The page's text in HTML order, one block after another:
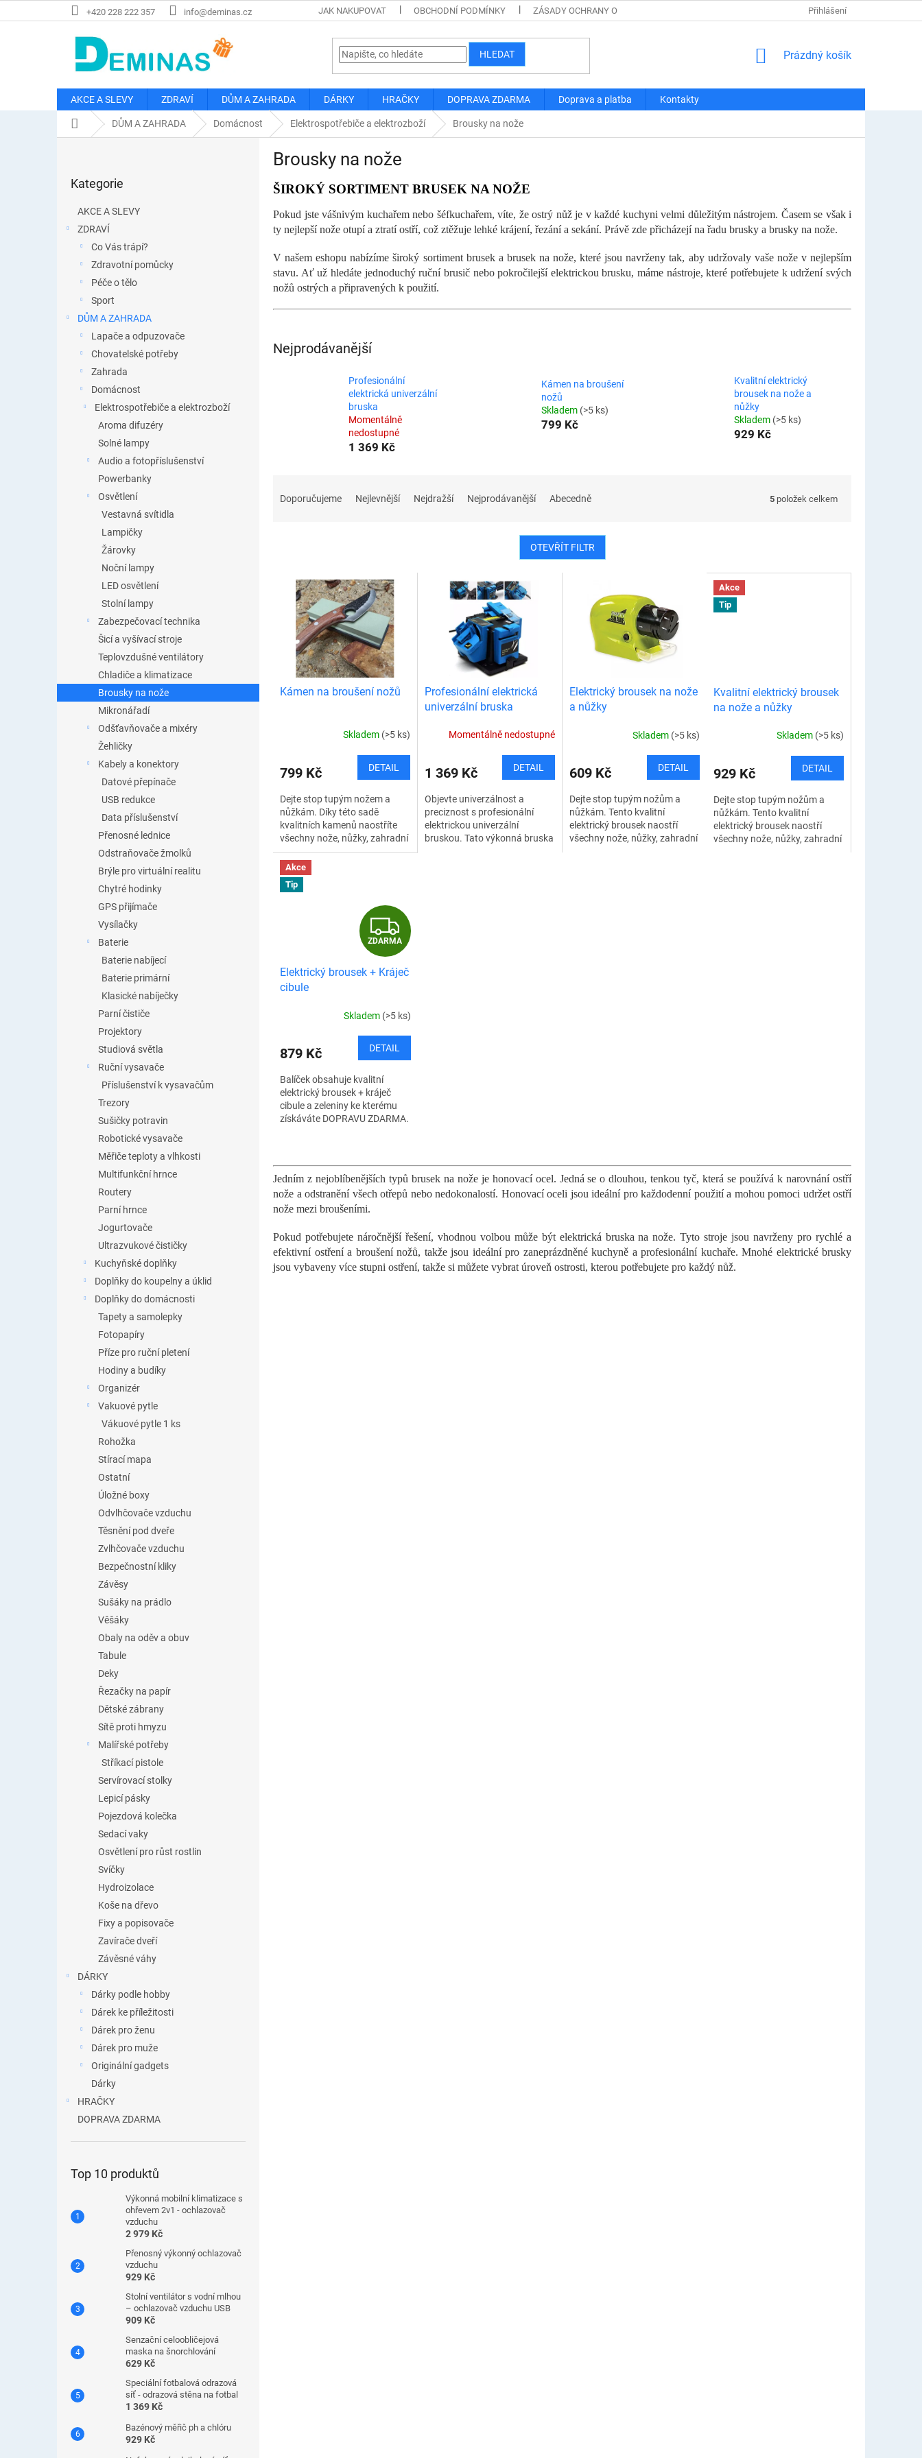
na
+420 228 222 357 info@deminas.cz JAK NAKUPOVAT OBCHODNÍ PODMÍNKY ZÁSADY OCHRANY OSOBNÍCH ÚDAJŮ DOPRAVA A PLATBA
Přihlášení
HLEDAT
NÁKUPNÍ
Prázdný košík
AKCE A SLEVY ZDRAVÍ DŮM A ZAHRADA DÁRKY HRAČKY DOPRAVA ZDARMA Doprava a platba Kontakty
Domů DŮM A ZAHRADA Domácnost Elektrospotřebiče a elektrozboží Brousky na nože
kategorie
Kategorie
AKCE A SLEVY
ZDRAVÍ
Co Vás trápí?
Zdravotní pomůcky
Péče o tělo
Sport
DŮM A ZAHRADA
Lapače a odpuzovače
Chovatelské potřeby
Zahrada
Domácnost
Elektrospotřebiče a elektrozboží
Aroma difuzéry
Solné lampy
Audio a fotopříslušenství
Powerbanky
Osvětlení
Vestavná svítidla
Lampičky
Žárovky
Noční lampy
LED osvětlení
Stolní lampy
Zabezpečovací technika
Šicí a vyšívací stroje
Teplovzdušné ventilátory
Chladiče a klimatizace
Brousky na nože
Mikronářadí
Odšťavňovače a mixéry
Žehličky
Kabely a konektory
Datové přepínače
USB redukce
Data příslušenství
Přenosné lednice
Odstraňovače žmolků
Brýle pro virtuální realitu
Chytré hodinky
GPS přijímače
Vysílačky
Baterie
Baterie nabíjecí
Baterie primární
Klasické nabíječky
Parní čističe
Projektory
Studiová světla
Ruční vysavače
Příslušenství k vysavačům
Trezory
Sušičky potravin
Robotické vysavače
Měřiče teploty a vlhkosti
Multifunkční hrnce
Routery
Parní hrnce
Jogurtovače
Ultrazvukové čističky
Kuchyňské doplňky
Doplňky do koupelny a úklid
Doplňky do domácnosti
Tapety a samolepky
Fotopapíry
Příze pro ruční pletení
Hodiny a budíky
Organizér
Vakuové pytle
Vákuové pytle 1 ks
Rohožka
Stírací mapa
Ostatní
Úložné boxy
Odvlhčovače vzduchu
Těsnění pod dveře
Zvlhčovače vzduchu
Bezpečnostní kliky
Závěsy
Sušáky na prádlo
Věšáky
Obaly na oděv a obuv
Tabule
Deky
Řezačky na papír
Dětské zábrany
Sítě proti hmyzu
Malířské potřeby
Stříkací pistole
Servírovací stolky
Lepicí pásky
Pojezdová kolečka
Sedací vaky
Osvětlení pro růst rostlin
Svíčky
Hydroizolace
Koše na dřevo
Fixy a popisovače
Zavírače dveří
Závěsné váhy
DÁRKY
Dárky podle hobby
Dárek ke příležitosti
Dárek pro ženu
Dárek pro muže
Originální gadgets
Dárky
HRAČKY
DOPRAVA ZDARMA
Top 10 produktů
Výkonná mobilní klimatizace s
ohřevem 2v1 - ochlazovač
vzduchu
2 979 Kč
Přenosný výkonný ochlazovač
vzduchu
929 Kč
Stolní ventilátor s vodní mlhou
– ochlazovač vzduchu USB
909 Kč
Senzační celoobličejová
maska ​​na šnorchlování
629 Kč
Speciální fotbalová odrazová
síť - odrazová stěna na fotbal
1 369 Kč
Bazénový měřič ph a chlóru
929 Kč
Brousky na nože
ŠIROKÝ SORTIMENT BRUSEK NA NOŽE
Pokud jste vášnivým kuchařem nebo šéfkuchařem, víte, že ostrý nůž je v každé kuchyni velmi důležitým nástrojem. Časem se však i
ty nejlepší nože otupí a ztratí ostří, což ztěžuje lehké krájení, řezání a sekání. Právě zde přicházejí na řadu brusky a brusky na nože.
V našem eshopu nabízíme široký sortiment brusek a brusek na nože, které jsou navrženy tak, aby udržovaly vaše nože v nejlepším
stavu. Ať už hledáte jednoduchý ruční brusič nebo pokročilejší elektrickou brusku, máme nástroje, které potřebujete k udržení svých
nožů ostrých a připravených k použití.
Nejprodávanější
Profesionální
elektrická univerzální
bruska
Momentálně
nedostupné
1 369 Kč
Kámen na broušení
nožů
Skladem (>5 ks)
799 Kč
Kvalitní elektrický
brousek na nože a
nůžky
Skladem (>5 ks)
929 Kč
Doporučujeme Nejlevnější Nejdražší Nejprodávanější Abecedně 5 položek celkem
OTEVŘÍT FILTR
Kámen na broušení nožů
Skladem (>5 ks)
799 Kč DETAIL
Dejte stop tupým nožem a
nůžkám. Díky této sadě
kvalitních kamenů naostříte
všechny nože, nůžky, zahradní
nůžky i steakové nože,
šroubováky a jiné. Efektivní,
rychlý a...
Profesionální elektrická
univerzální bruska
Momentálně nedostupné
1 369 Kč DETAIL
Objevte univerzálnost a
preciznost s profesionální
elektrickou univerzální
bruskou. Tato výkonná bruska
Elektrický brousek na nože
a nůžky
Skladem (>5 ks)
609 Kč DETAIL
Dejte stop tupým nožům a
nůžkám. Tento kvalitní
elektrický brousek naostří
všechny nože, nůžky, zahradní
Akce
Tip
Kvalitní elektrický brousek
na nože a nůžky
Skladem (>5 ks)
929 Kč DETAIL
Dejte stop tupým nožům a
nůžkám. Tento kvalitní
elektrický brousek naostří
všechny nože, nůžky, zahradní
Akce
Tip
Z
D
A
R
M
A
ZDARMA
Elektrický brousek + Kráječ
cibule
Skladem (>5 ks)
879 Kč DETAIL
Balíček obsahuje kvalitní
elektrický brousek + kráječ
cibule a zeleniny ke kterému
získáváte DOPRAVU ZDARMA.
v
l
á
í
p
r
Jedním z nejoblíbenějších typů brusek na nože je honovací ocel. Jedná se o dlouhou, tenkou tyč, která se používá k narovnání ostří
nože a odstranění všech otřepů nebo nedokonalostí. Honovací oceli jsou ideální pro každodenní použití a mohou pomoci udržet ostří
nože mezi broušeními.
Pokud potřebujete náročnější řešení, vhodnou volbou může být elektrická bruska na nože. Tyto stroje jsou navrženy pro rychlé a
efektivní ostření a broušení nožů, takže jsou ideální pro zaneprázdněné kuchyně a profesionální kuchaře. Mnohé elektrické brusky
jsou vybaveny více stupni ostření, takže si můžete vybrat úroveň ostrosti, kterou potřebujete pro každý nůž.